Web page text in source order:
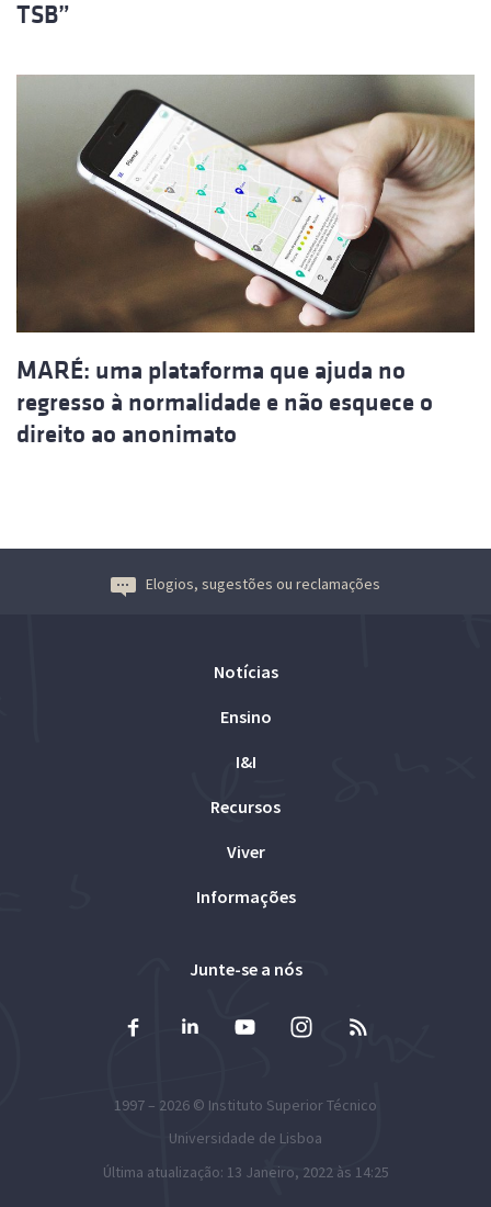
TSB”
MARÉ: uma plataforma que ajuda no
regresso à normalidade e não esquece o
direito ao anonimato
Elogios, sugestões ou reclamações
Notícias
Ensino
I&I
Recursos
Viver
Informações
Junte-se a nós
1997 – 2026 © Instituto Superior Técnico
Universidade de Lisboa
Última atualização: 13 Janeiro, 2022 às 14:25